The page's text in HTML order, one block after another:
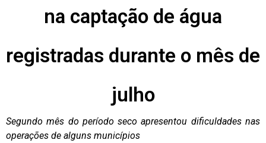
na captação de água
registradas durante o mês de
julho
Segundo mês do período seco apresentou dificuldades nas
operações de alguns municípios